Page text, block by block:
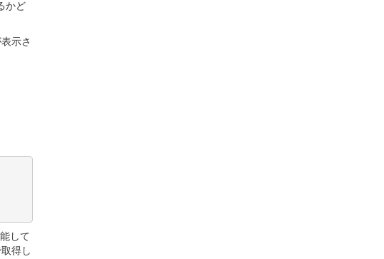
かど
示さ
して
得し